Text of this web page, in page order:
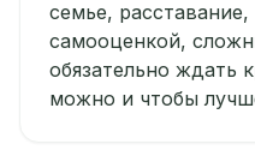
семье,
самооценкой,
обязательно ждать
можно и чтобы